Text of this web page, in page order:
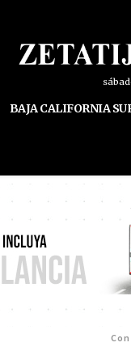
BAJA CALIFORNIA